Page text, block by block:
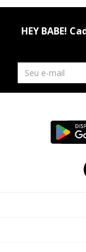
HEY BABE!
Newsletter